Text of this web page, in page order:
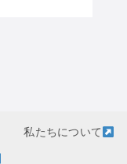
私たちについて